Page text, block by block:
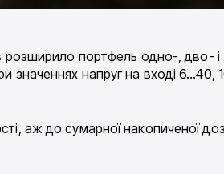
розширило портфель одно-, дво-
значеннях напруг на вході
аж до сумарної накопиченої